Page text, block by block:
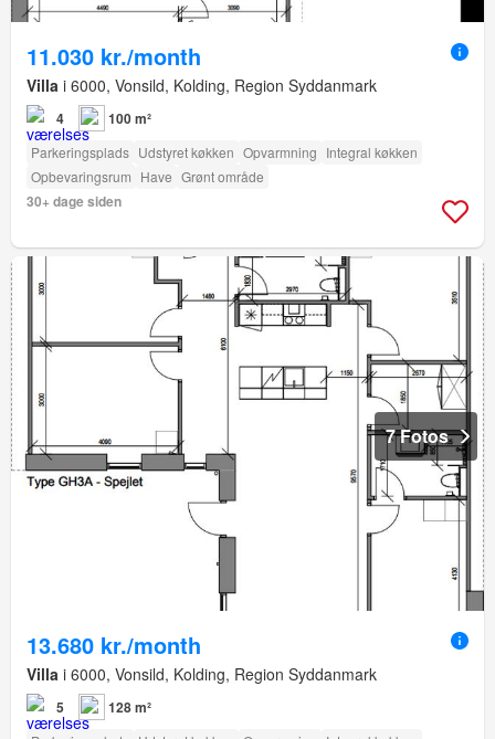
11.030 kr./month
Villa i 6000, Vonsild, Kolding, Region Syddanmark
4 100 m²
Parkeringsplads Udstyret køkken Opvarmning Integral køkken
Opbevaringsrum Have Grønt område
30+ dage siden
7 Fotos
13.680 kr./month
Villa i 6000, Vonsild, Kolding, Region Syddanmark
5 128 m²